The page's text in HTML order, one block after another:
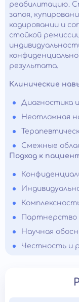
реабилитацию.
запоя,
кодировании и
стойкой
результата.
Клинические
Диагностика
Неотложная
Смежные
Подход к
Партнерство
Научная
Честность и